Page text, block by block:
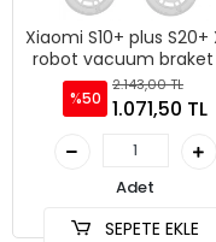
Xiaomi S10+ plus S20+
robot vacuum braket
mop paspas
%50
2.143,00 TL
1.071,50 TL
Adet
SEPETE EKLE